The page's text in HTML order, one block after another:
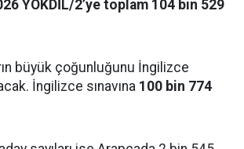
YÖKDİL/2’ye toplam 104 bin 529
büyük çoğunluğunu İngilizce
İngilizce sınavına 100 bin 774